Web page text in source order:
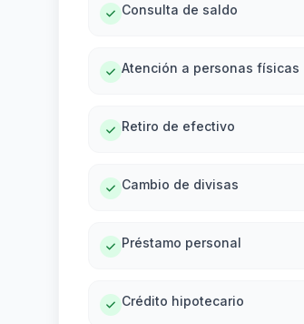
Consulta de saldo
Atención a personas físicas
Retiro de efectivo
Cambio de divisas
Préstamo personal
Crédito hipotecario